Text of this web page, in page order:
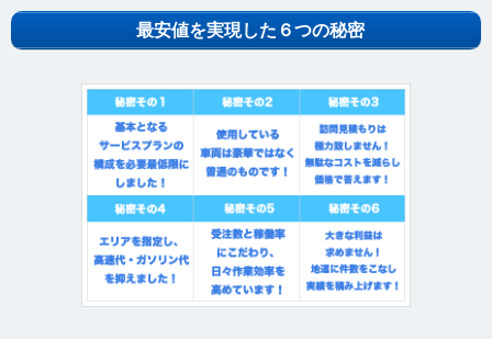
最安値を実現した６つの秘密